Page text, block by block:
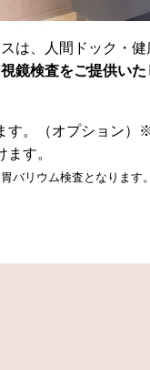
、人間ドック・健
鏡検査をご提供いた
。（オプション）
す。
バリウム検査となります。